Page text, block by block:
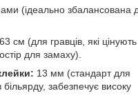
(ідеально збалансована
см (для гравців, які цінують
для замаху).
13 мм (стандарт для
більярду, забезпечує високу